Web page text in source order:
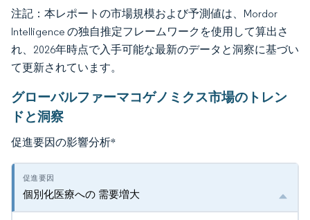
注記：本レポートの市場規模および予測値は、Mordor
Intelligence の独自推定フレームワークを使用して算出さ
れ、2026年時点で入手可能な最新のデータと洞察に基づい
て更新されています。
グローバルファーマコゲノミクス市場のトレン
ドと洞察
促進要因の影響分析*
個別化医療への 需要増大